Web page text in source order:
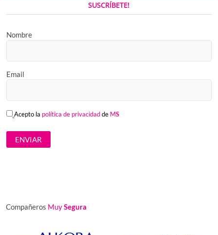
SUSCRÍBETE!
Nombre
Email
Acepto la política de privacidadde MS
Compañeros MuySegura